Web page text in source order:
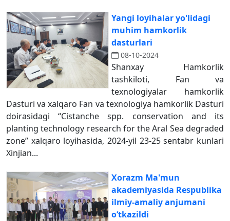
Yangi loyihalar yo'lidagi
muhim hamkorlik
dasturlari
08-10-2024
Shanxay Hamkorlik
tashkiloti, Fan va
texnologiyalar hamkorlik
Dasturi va xalqaro Fan va texnologiya hamkorlik Dasturi
doirasidagi “Cistanche spp. conservation and its
planting technology research for the Aral Sea degraded
zone” xalqaro loyihasida, 2024-yil 23-25 sentabr kunlari
Xinjian...
Xorazm Ma'mun
akademiyasida Respublika
ilmiy-amaliy anjumani
o‘tkazildi